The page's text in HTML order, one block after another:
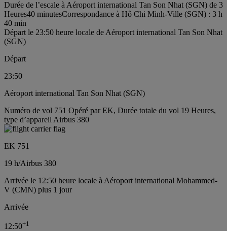
Durée de l’escale à Aéroport international Tan Son Nhat (SGN) de 3
Heures40 minutesCorrespondance à Hô Chi Minh-Ville (SGN) : 3 h
40 min
Départ le 23:50 heure locale de Aéroport international Tan Son Nhat
(SGN)
Départ
23:50
Aéroport international Tan Son Nhat (SGN)
Numéro de vol 751 Opéré par EK, Durée totale du vol 19 Heures,
type d’appareil Airbus 380
EK 751
19 h/Airbus 380
Arrivée le 12:50 heure locale à Aéroport international Mohammed-
V (CMN) plus 1 jour
Arrivée
12:50+1